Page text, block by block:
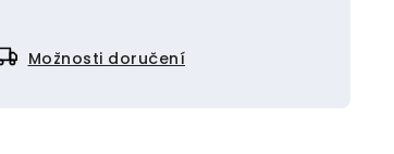
Možnosti doručení